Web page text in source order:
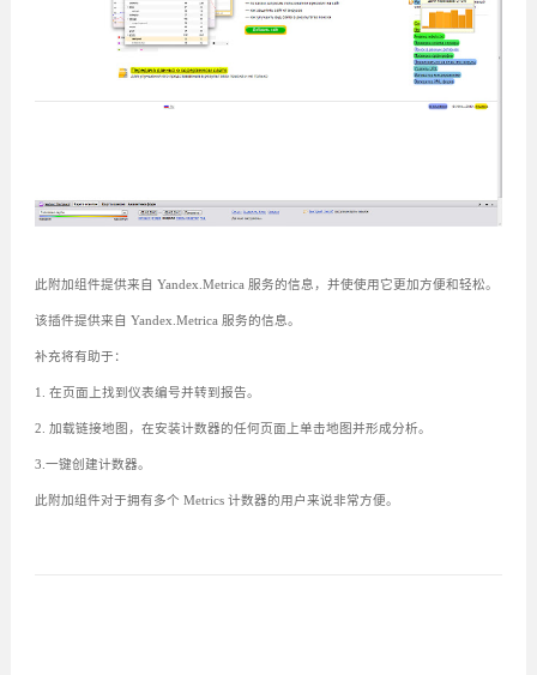
此附加组件提供来自 Yandex.Metrica 服务的信息，并使使用它更加方便和轻松。
该插件提供来自 Yandex.Metrica 服务的信息。
补充将有助于：
1. 在页面上找到仪表编号并转到报告。
2. 加载链接地图，在安装计数器的任何页面上单击地图并形成分析。
3.一键创建计数器。
此附加组件对于拥有多个 Metrics 计数器的用户来说非常方便。